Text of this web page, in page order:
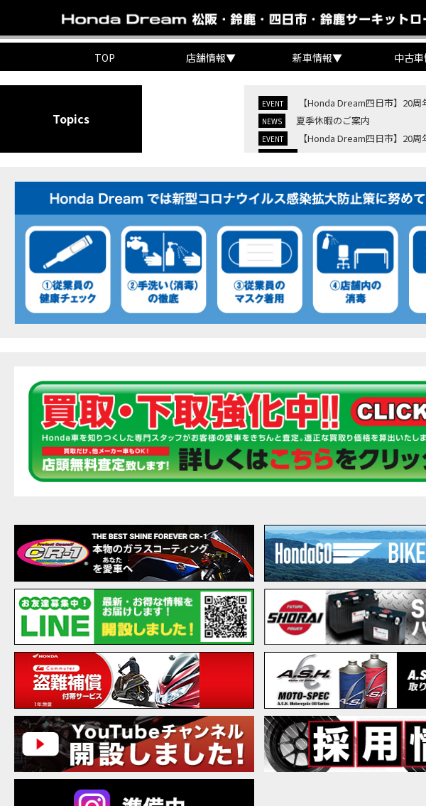
TOP 店舗情報▼ 新車情報▼ 中古
Topics
EVENT 【Honda Dream四日市】20
NEWS 夏季休暇のご案内
EVENT 【Honda Dream四日市】20
CB400 SUPER FORE E-
MOVIE 【Hondaバイク】【タイヤ交
7/4・5 鈴鹿８時間耐久ロード
EVENT KOOD クロモリアクスルシャ
MOVIE 【三重→香川】このバイク、
EVENT “コカ・コーラ”鈴鹿８時間
MOVIE 【ホンダ バイク】バイクを
MOVIE 【ホンダ バイク】
MOVIE 【ホンダ バイク】DCTが搭載
MOVIE 【ホンダ バイク】「ボカロ文化」を知ろ
EVENT ［三重県下最大級のバイクイ
EVENT ［三重県下最大級のバイクイ
CAMPAIGN 免許取得サポートキャンペ
EVENT ［三重県下最大級のバイクイベ
MOVIE 【ホンダ バイク】【バイク女
MOVIE 【ホンダ バイク】CB1000F 4
MOVIE 【ホンダ バイク】【GB350C
MOVIE 【ホンダドリーム新春初売り
MOVIE こんなことある？！CB1000F
【新車】CB1000Fで11時間ツ
MOVIE 【事故寸前】200kmレッカー
NEW BIKENEWS Dio Lite 新基準原付 販
MOVIE 【バイク女子】高速道路走行
MOVIE 2025X-ADV 最高の旅バイクで
NEW BIKENEWS CB1000F販売中！！
MOVIE 【バイク女子】ごめんなさい
MOVIE 【バイク女子】下道444kmぶ
MOVIE 【バイク女子】最安！三重→
MOVIE 新型スーパーカブ110レビュー